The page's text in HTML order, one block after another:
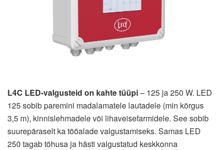
L4C LED-valgusteid on kahte tüüpi– 125 ja 250 W. LED
125 sobib paremini madalamatele lautadele (min kõrgus
3,5 m), kinnislehmadele või lihaveisefarmidele. See sobib
suurepäraselt ka tööalade valgustamiseks. Samas LED
250 tagab tõhusa ja hästi valgustatud keskkonna